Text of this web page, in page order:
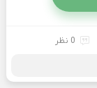
0 نظر